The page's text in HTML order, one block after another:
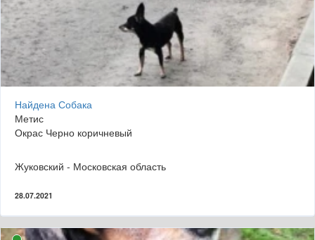
Найдена Собака
Метис
Окрас Черно коричневый
Жуковский - Московская область
28.07.2021